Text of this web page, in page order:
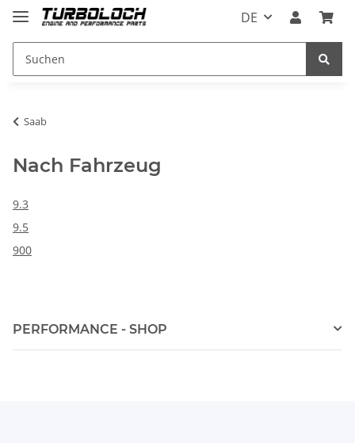
DE
Saab
Nach Fahrzeug
9.3
9.5
900
PERFORMANCE - SHOP